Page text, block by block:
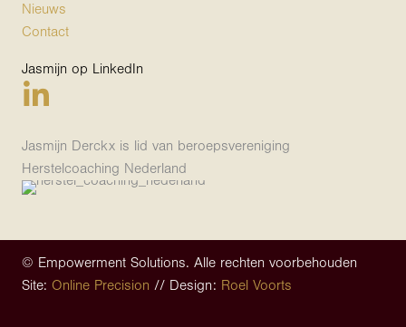
Nieuws
Contact
Jasmijn op LinkedIn
Jasmijn Derckx is lid van beroepsvereniging
Herstelcoaching Nederland
© Empowerment Solutions. Alle rechten voorbehouden
Site: Online Precision // Design: Roel Voorts